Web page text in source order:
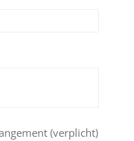
(verplicht)